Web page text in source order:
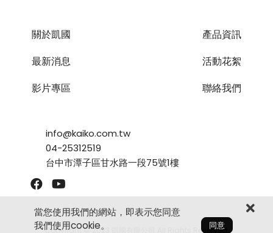
關於凱國
產品資訊
最新消息
活動花絮
影片專區
聯絡我們
info@kaiko.com.tw
04-25312519
台中市潭子區甘水路一段75號1樓
Copyright © 2023 凱國有限公司 All Rights Reserved.
當您使用我們的網站，即表示您同意
我們使用cookie。
同意